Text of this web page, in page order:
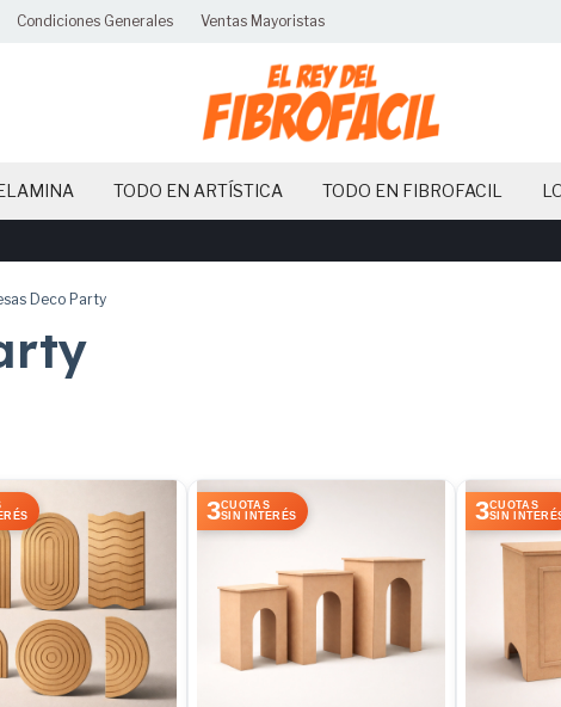
Condiciones Generales Ventas Mayoristas
TODO EN ARTÍSTICA TODO EN FIBROFACIL
10%
Deco Party
3CUOTAS
SIN INTERÉS
3CUOTAS
SIN